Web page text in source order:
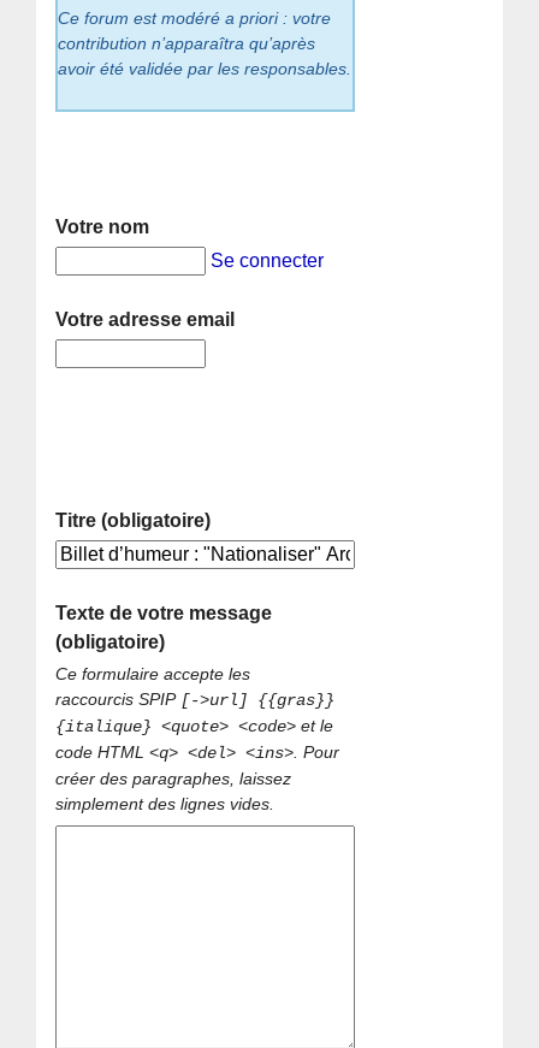
Ce forum est modéré a priori : votre
contribution n’apparaîtra qu’après
avoir été validée par les responsables.
Votre nom
Se connecter
Votre adresse email
Titre (obligatoire)
Texte de votre message
(obligatoire)
Ce formulaire accepte les
raccourcis SPIP [->url] {{gras}}
{italique} <quote> <code> et le
code HTML<q> <del> <ins>. Pour
créer des paragraphes, laissez
simplement des lignes vides.